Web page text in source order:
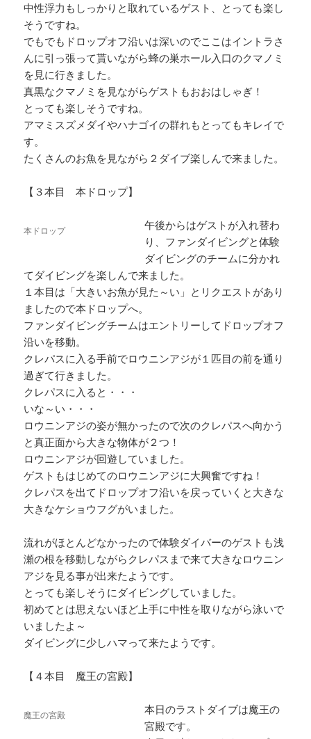
中性浮力もしっかりと取れているゲスト、とっても楽し
そうですね。
でもでもドロップオフ沿いは深いのでここはイントラさ
んに引っ張って貰いながら蜂の巣ホール入口のクマノミ
を見に行きました。
真黒なクマノミを見ながらゲストもおおはしゃぎ！
とっても楽しそうですね。
アマミスズメダイやハナゴイの群れもとってもキレイで
す。
たくさんのお魚を見ながら２ダイブ楽しんで来ました。
【３本目 本ドロップ】
本ドロップ
午後からはゲストが入れ替わ
り、ファンダイビングと体験
ダイビングのチームに分かれ
てダイビングを楽しんで来ました。
１本目は「大きいお魚が見た～い」とリクエストがあり
ましたので本ドロップへ。
ファンダイビングチームはエントリーしてドロップオフ
沿いを移動。
クレパスに入る手前でロウニンアジが１匹目の前を通り
過ぎて行きました。
クレパスに入ると・・・
いな～い・・・
ロウニンアジの姿が無かったので次のクレパスへ向かう
と真正面から大きな物体が２つ！
ロウニンアジが回遊していました。
ゲストもはじめてのロウニンアジに大興奮ですね！
クレパスを出てドロップオフ沿いを戻っていくと大きな
大きなケショウフグがいました。
流れがほとんどなかったので体験ダイバーのゲストも浅
瀬の根を移動しながらクレパスまで来て大きなロウニン
アジを見る事が出来たようです。
とっても楽しそうにダイビングしていました。
初めてとは思えないほど上手に中性を取りながら泳いで
いましたよ～
ダイビングに少しハマって来たようです。
【４本目 魔王の宮殿】
魔王の宮殿
本日のラストダイブは魔王の
宮殿です。